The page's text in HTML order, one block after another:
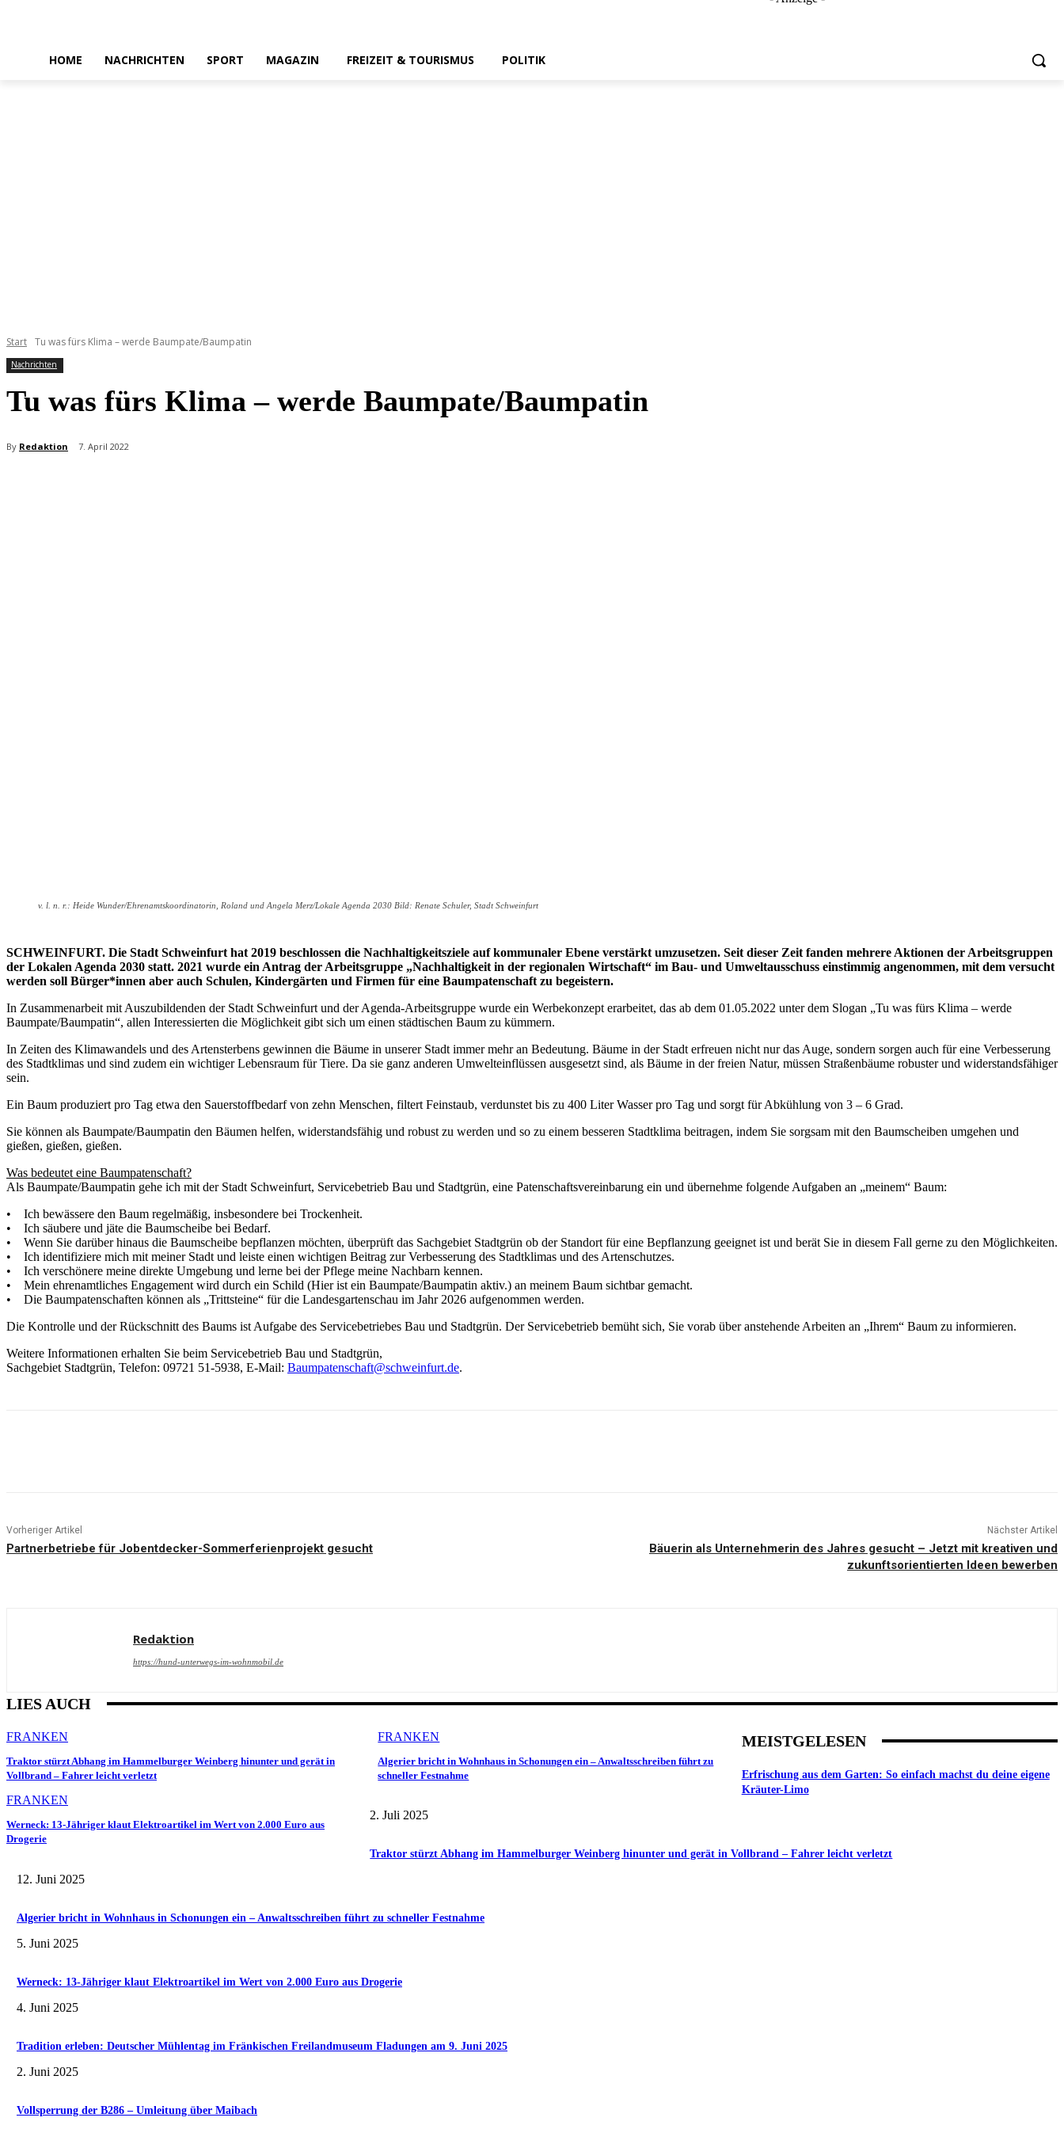
HOME NACHRICHTEN SPORT MAGAZIN FREIZEIT & TOURISMUS POLITIK
Start Tu was fürs Klima – werde Baumpate/Baumpatin
Nachrichten
Tu was fürs Klima – werde Baumpate/Baumpatin
By Redaktion 7. April 2022
v. l. n. r.: Heide Wunder/Ehrenamtskoordinatorin, Roland und Angela Merz/Lokale Agenda 2030 Bild: Renate Schuler, Stadt Schweinfurt
SCHWEINFURT. Die Stadt Schweinfurt hat 2019 beschlossen die Nachhaltigkeitsziele auf kommunaler Ebene verstärkt umzusetzen. Seit dieser Zeit fanden mehrere Aktionen der Arbeitsgruppen
der Lokalen Agenda 2030 statt. 2021 wurde ein Antrag der Arbeitsgruppe „Nachhaltigkeit in der regionalen Wirtschaft“ im Bau- und Umweltausschuss einstimmig angenommen, mit dem versucht
werden soll Bürger*innen aber auch Schulen, Kindergärten und Firmen für eine Baumpatenschaft zu begeistern.
In Zusammenarbeit mit Auszubildenden der Stadt Schweinfurt und der Agenda-Arbeitsgruppe wurde ein Werbekonzept erarbeitet, das ab dem 01.05.2022 unter dem Slogan „Tu was fürs Klima – werde
Baumpate/Baumpatin“, allen Interessierten die Möglichkeit gibt sich um einen städtischen Baum zu kümmern.
In Zeiten des Klimawandels und des Artensterbens gewinnen die Bäume in unserer Stadt immer mehr an Bedeutung. Bäume in der Stadt erfreuen nicht nur das Auge, sondern sorgen auch für eine Verbesserung
des Stadtklimas und sind zudem ein wichtiger Lebensraum für Tiere. Da sie ganz anderen Umwelteinflüssen ausgesetzt sind, als Bäume in der freien Natur, müssen Straßenbäume robuster und widerstandsfähiger
sein.
Ein Baum produziert pro Tag etwa den Sauerstoffbedarf von zehn Menschen, filtert Feinstaub, verdunstet bis zu 400 Liter Wasser pro Tag und sorgt für Abkühlung von 3 – 6 Grad.
Sie können als Baumpate/Baumpatin den Bäumen helfen, widerstandsfähig und robust zu werden und so zu einem besseren Stadtklima beitragen, indem Sie sorgsam mit den Baumscheiben umgehen und
gießen, gießen, gießen.
Was bedeutet eine Baumpatenschaft?
Als Baumpate/Baumpatin gehe ich mit der Stadt Schweinfurt, Servicebetrieb Bau und Stadtgrün, eine Patenschaftsvereinbarung ein und übernehme folgende Aufgaben an „meinem“ Baum:
• Ich bewässere den Baum regelmäßig, insbesondere bei Trockenheit.
• Ich säubere und jäte die Baumscheibe bei Bedarf.
• Wenn Sie darüber hinaus die Baumscheibe bepflanzen möchten, überprüft das Sachgebiet Stadtgrün ob der Standort für eine Bepflanzung geeignet ist und berät Sie in diesem Fall gerne zu den Möglichkeiten.
• Ich identifiziere mich mit meiner Stadt und leiste einen wichtigen Beitrag zur Verbesserung des Stadtklimas und des Artenschutzes.
• Ich verschönere meine direkte Umgebung und lerne bei der Pflege meine Nachbarn kennen.
• Mein ehrenamtliches Engagement wird durch ein Schild (Hier ist ein Baumpate/Baumpatin aktiv.) an meinem Baum sichtbar gemacht.
• Die Baumpatenschaften können als „Trittsteine“ für die Landesgartenschau im Jahr 2026 aufgenommen werden.
Die Kontrolle und der Rückschnitt des Baums ist Aufgabe des Servicebetriebes Bau und Stadtgrün. Der Servicebetrieb bemüht sich, Sie vorab über anstehende Arbeiten an „Ihrem“ Baum zu informieren.
Weitere Informationen erhalten Sie beim Servicebetrieb Bau und Stadtgrün,
Sachgebiet Stadtgrün, Telefon: 09721 51-5938, E-Mail: Baumpatenschaft@schweinfurt.de.
Vorheriger Artikel
Partnerbetriebe für Jobentdecker-Sommerferienprojekt gesucht
Nächster Artikel
Bäuerin als Unternehmerin des Jahres gesucht – Jetzt mit kreativen und
zukunftsorientierten Ideen bewerben
Redaktion
https://hund-unterwegs-im-wohnmobil.de
LIES AUCH
FRANKEN
Traktor stürzt Abhang im Hammelburger Weinberg hinunter und gerät in
Vollbrand – Fahrer leicht verletzt
FRANKEN
Algerier bricht in Wohnhaus in Schonungen ein – Anwaltsschreiben führt zu
schneller Festnahme
FRANKEN
Werneck: 13-Jähriger klaut Elektroartikel im Wert von 2.000 Euro aus
Drogerie
MEISTGELESEN
Erfrischung aus dem Garten: So einfach machst du deine eigene
Kräuter-Limo
2. Juli 2025
Traktor stürzt Abhang im Hammelburger Weinberg hinunter und gerät in Vollbrand – Fahrer leicht verletzt
12. Juni 2025
Algerier bricht in Wohnhaus in Schonungen ein – Anwaltsschreiben führt zu schneller Festnahme
5. Juni 2025
Werneck: 13-Jähriger klaut Elektroartikel im Wert von 2.000 Euro aus Drogerie
4. Juni 2025
Tradition erleben: Deutscher Mühlentag im Fränkischen Freilandmuseum Fladungen am 9. Juni 2025
2. Juni 2025
Vollsperrung der B286 – Umleitung über Maibach